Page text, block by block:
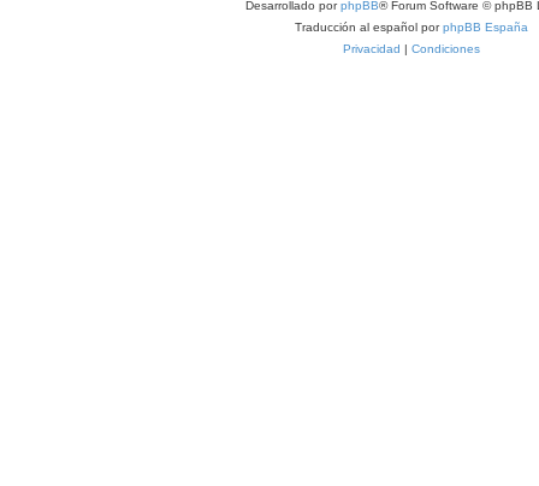
Desarrollado porphpBB® Forum Software © phpBB
Traducción al español porphpBB España
Privacidad | Condiciones